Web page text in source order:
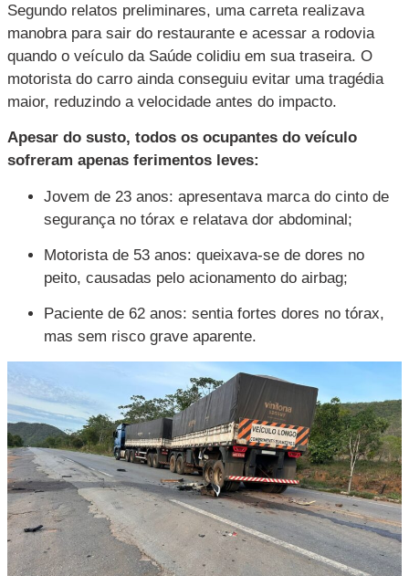
Segundo relatos preliminares, uma carreta realizava
manobra para sair do restaurante e acessar a rodovia
quando o veículo da Saúde colidiu em sua traseira. O
motorista do carro ainda conseguiu evitar uma tragédia
maior, reduzindo a velocidade antes do impacto.
Apesar do susto, todos os ocupantes do veículo
sofreram apenas ferimentos leves:
Jovem de 23 anos: apresentava marca do cinto de
segurança no tórax e relatava dor abdominal;
Motorista de 53 anos: queixava-se de dores no
peito, causadas pelo acionamento do airbag;
Paciente de 62 anos: sentia fortes dores no tórax,
mas sem risco grave aparente.